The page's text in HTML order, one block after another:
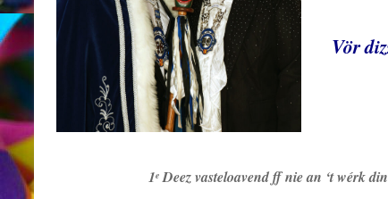
Vör
1e Deez vasteloavend ff nie an ‘t wérk